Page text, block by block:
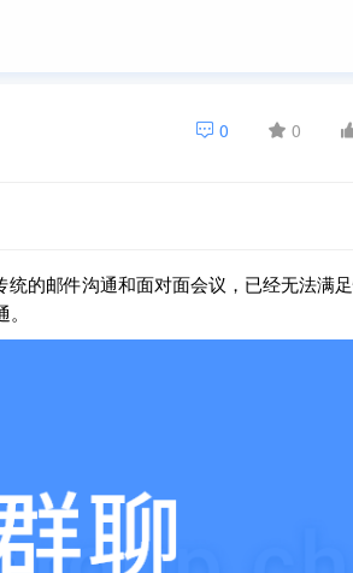
0 0
的邮件沟通和面对面会议，已经无法满